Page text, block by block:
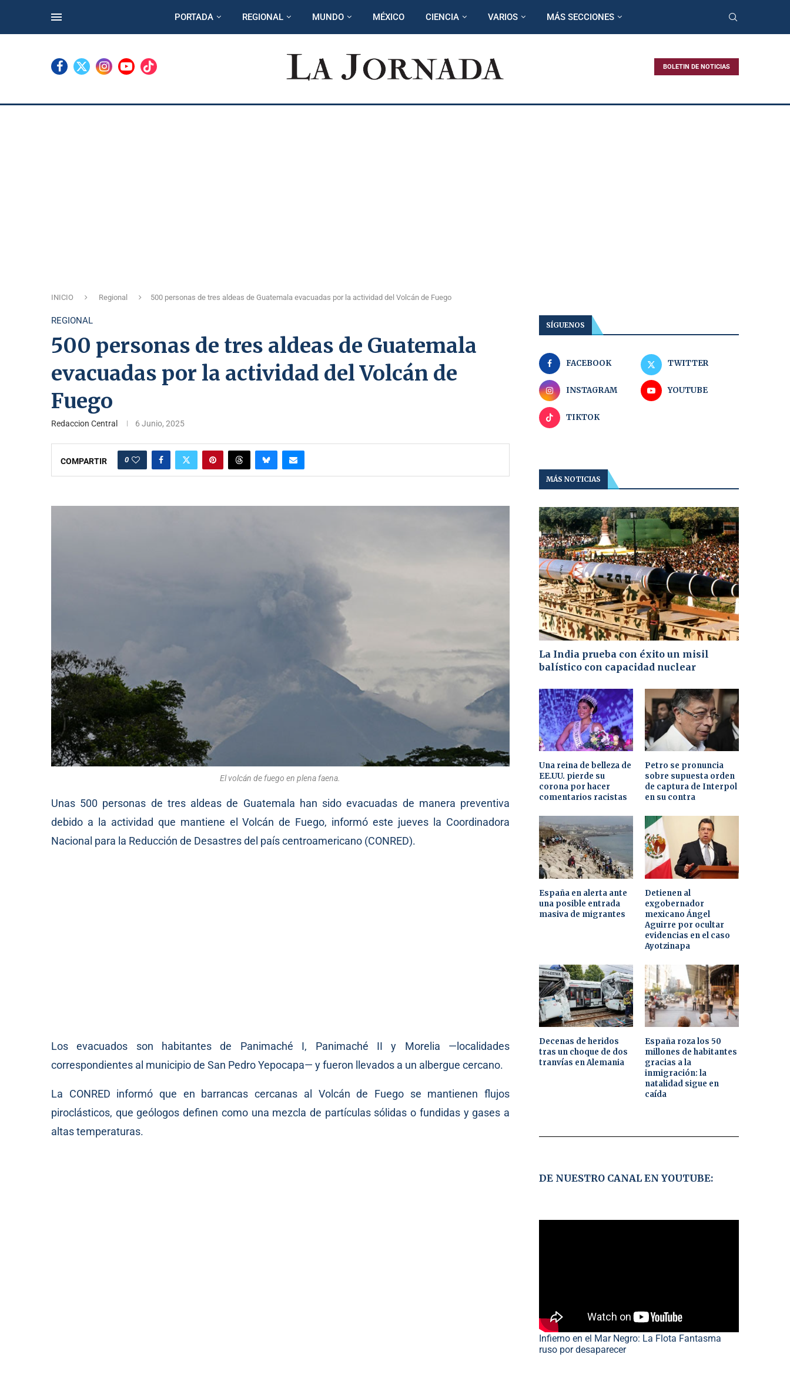
PORTADA REGIONAL MUNDO MÉXICO CIENCIA VARIOS MÁS SECCIONES
BOLETIN DE NOTICIAS
INICIO Regional 500 personas de tres aldeas de Guatemala evacuadas por la actividad del Volcán de Fuego
REGIONAL
500 personas de tres aldeas de Guatemala
evacuadas por la actividad del Volcán de
Fuego
Redaccion Central 6 Junio, 2025
COMPARTIR 0
El volcán de fuego en plena faena.
Unas 500 personas de tres aldeas de Guatemala han sido evacuadas de manera preventiva
debido a la actividad que mantiene el Volcán de Fuego, informó este jueves la Coordinadora
Nacional para la Reducción de Desastres del país centroamericano (CONRED).
Los evacuados son habitantes de Panimaché I, Panimaché II y Morelia —localidades
correspondientes al municipio de San Pedro Yepocapa— y fueron llevados a un albergue cercano.
La CONRED informó que en barrancas cercanas al Volcán de Fuego se mantienen flujos
piroclásticos, que geólogos definen como una mezcla de partículas sólidas o fundidas y gases a
altas temperaturas.
SÍGUENOS
FACEBOOK TWITTER
INSTAGRAM YOUTUBE
TIKTOK
MÁS NOTICIAS
La India prueba con éxito un misil
balístico con capacidad nuclear
Una reina de belleza de
EE.UU. pierde su
corona por hacer
comentarios racistas
Petro se pronuncia
sobre supuesta orden
de captura de Interpol
en su contra
España en alerta ante
una posible entrada
masiva de migrantes
Detienen al
exgobernador
mexicano Ángel
Aguirre por ocultar
evidencias en el caso
Ayotzinapa
Decenas de heridos
tras un choque de dos
tranvías en Alemania
España roza los 50
millones de habitantes
gracias a la
inmigración: la
natalidad sigue en
caída
DE NUESTRO CANAL EN YOUTUBE:
Infierno en el Mar Negro: La Flota Fantasma
ruso por desaparecer